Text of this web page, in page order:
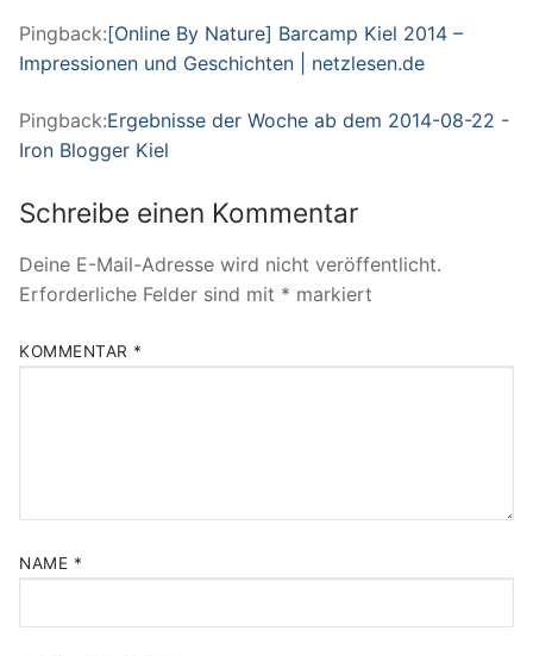
Pingback:[Online By Nature] Barcamp Kiel 2014 –
Impressionen und Geschichten | netzlesen.de
Pingback:Ergebnisse der Woche ab dem 2014-08-22 -
Iron Blogger Kiel
Schreibe einen Kommentar
Deine E-Mail-Adresse wird nicht veröffentlicht.
Erforderliche Felder sind mit * markiert
KOMMENTAR *
NAME *